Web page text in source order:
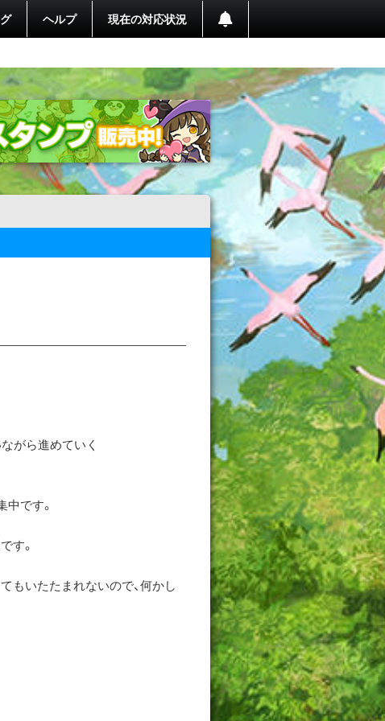
ヘルプ 現在の対応状況
がら進めていく
中です。
す。
もいたたまれないので、何かし